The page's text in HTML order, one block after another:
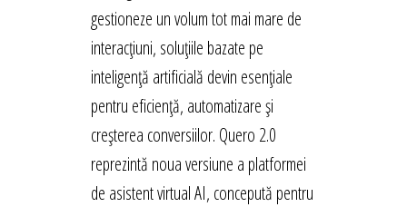
gestioneze un volum tot mai mare de
interacțiuni, soluțiile bazate pe
inteligență artificială devin esențiale
pentru eficiență, automatizare și
creșterea conversiilor. Quero 2.0
reprezintă noua versiune a platformei
de asistent virtual AI, concepută pentru